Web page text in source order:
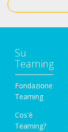
Su
Teaming
Fondazione
Teaming
Cos'è
Teaming?